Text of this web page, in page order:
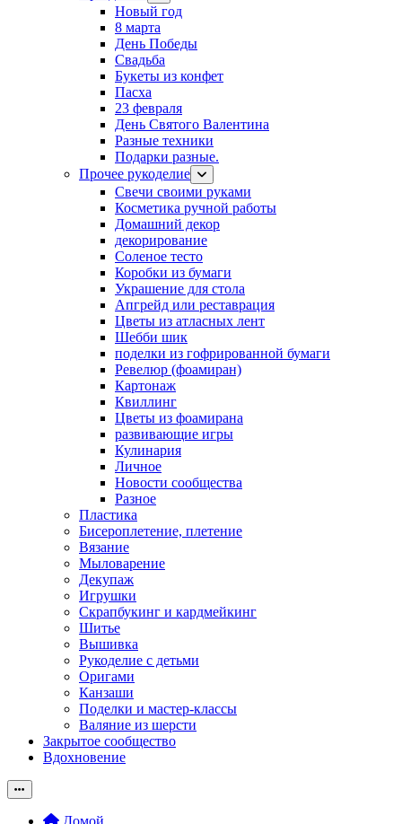
Новый год
8 марта
День Победы
Свадьба
Букеты из конфет
Пасха
23 февраля
День Святого Валентина
Разные техники
Подарки разные.
Прочее рукоделие
Свечи своими руками
Косметика ручной работы
Домашний декор
декорирование
Соленое тесто
Коробки из бумаги
Украшение для стола
Апгрейд или реставрация
Цветы из атласных лент
Шебби шик
поделки из гофрированной бумаги
Ревелюр (фоамиран)
Картонаж
Квиллинг
Цветы из фоамирана
развивающие игры
Кулинария
Личное
Новости сообщества
Разное
Пластика
Бисероплетение, плетение
Вязание
Мыловарение
Декупаж
Игрушки
Скрапбукинг и кардмейкинг
Шитье
Вышивка
Рукоделие с детьми
Оригами
Канзаши
Поделки и мастер-классы
Валяние из шерсти
Закрытое сообщество
Вдохновение
Домой